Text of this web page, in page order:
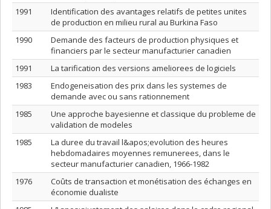
1991
Identification des avantages relatifs de petites unites
de production en milieu rural au Burkina Faso
1990
Demande des facteurs de production physiques et
financiers par le secteur manufacturier canadien
1991
La tarification des versions ameliorees de logiciels
1983
Endogeneisation des prix dans les systemes de
demande avec ou sans rationnement
1985
Une approche bayesienne et classique du probleme de
validation de modeles
1985
La duree du travail l&apos;evolution des heures
hebdomadaires moyennes remunerees, dans le
secteur manufacturier canadien, 1966-1982
1976
Coûts de transaction et monétisation des échanges en
économie dualiste